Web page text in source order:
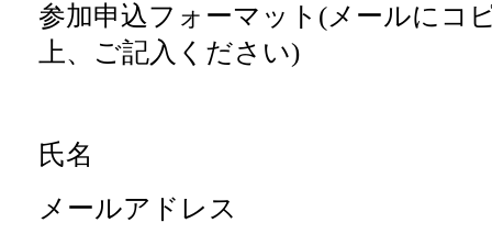
参加申込フォーマット(メールにコ
上、ご記入ください)
氏名
メールアドレス